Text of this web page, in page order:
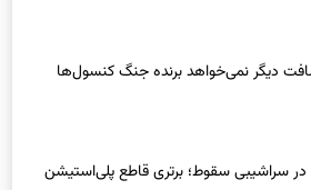
دیگر نمی‌خواهد برنده جنگ کنسول‌ها
سراشیبی سقوط؛ برتری قاطع پلی‌استیشن